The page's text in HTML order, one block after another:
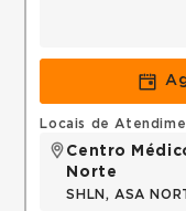
Locais de
Centro
Norte
SHLN, ASA